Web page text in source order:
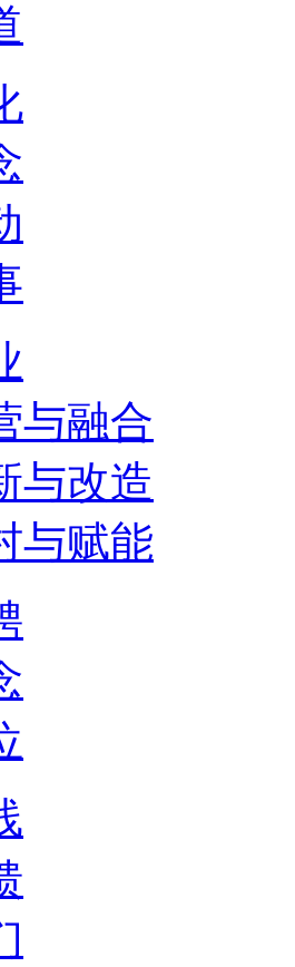
与融合
与改造
与赋能